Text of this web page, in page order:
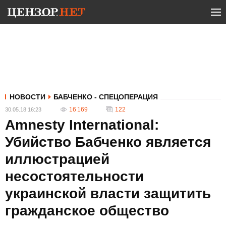
НОВОСТИ БАБЧЕНКО - СПЕЦОПЕРАЦИЯ
30.05.18 16:23 16 169 122
Amnesty International:
Убийство Бабченко является
иллюстрацией
несостоятельности
украинской власти защитить
гражданское общество